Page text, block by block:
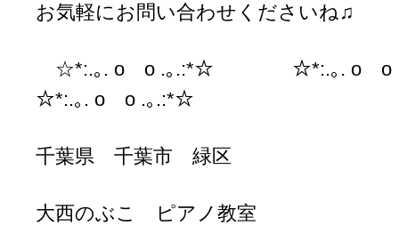
お気軽にお問い合わせくださいね♫
☆*:.｡. o o .｡.:*☆ ☆*:.｡. o
☆*:.｡. o o .｡.:*☆
千葉県 千葉市 緑区
大西のぶこ ピアノ教室